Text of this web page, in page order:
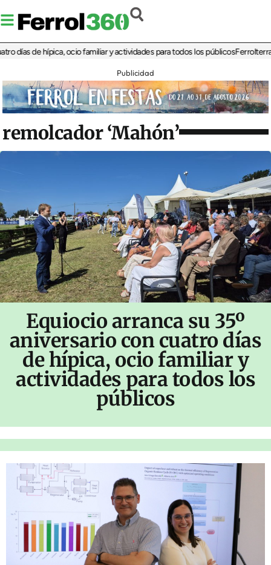
de hípica, ocio familiar y actividades para todos los públicosFerrolterra
Publicidad
remolcador ‘Mahón’
Equiocio arranca su 35º
aniversario con cuatro días
de hípica, ocio familiar y
actividades para todos los
públicos